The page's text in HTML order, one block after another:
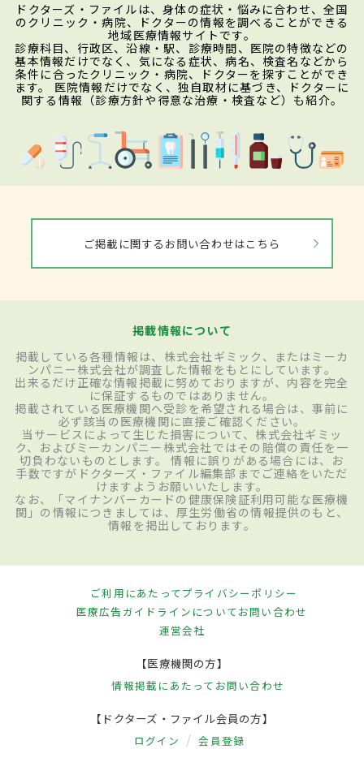
ドクターズ・ファイルは、身体の症状・悩みに合わせ、全国
のクリニック・病院、ドクターの情報を調べることができる
地域医療情報サイトです。
診療科目、行政区、沿線・駅、診療時間、医院の特徴などの
基本情報だけでなく、気になる症状、病名、検査名などから
条件に合ったクリニック・病院、ドクターを探すことができ
ます。 医院情報だけでなく、独自取材に基づき、ドクターに
関する情報（診療方針や得意な治療・検査など）も紹介。
ご掲載に関するお問い合わせはこちら
掲載情報について
掲載している各種情報は、株式会社ギミック、またはミーカ
ンパニー株式会社が調査した情報をもとにしています。
出来るだけ正確な情報掲載に努めておりますが、内容を完全
に保証するものではありません。
掲載されている医療機関へ受診を希望される場合は、事前に
必ず該当の医療機関に直接ご確認ください。
当サービスによって生じた損害について、株式会社ギミッ
ク、およびミーカンパニー株式会社ではその賠償の責任を一
切負わないものとします。 情報に誤りがある場合には、お
手数ですがドクターズ・ファイル編集部までご連絡をいただ
けますようお願いいたします。
なお、「マイナンバーカードの健康保険証利用可能な医療機
関」の情報につきましては、厚生労働省の情報提供のもと、
情報を掲出しております。
ご利用にあたってプライバシーポリシー
医療広告ガイドラインについてお問い合わせ
運営会社
【医療機関の方】
情報掲載にあたって お問い合わせ
【ドクターズ・ファイル会員の方】
ログイン 会員登録